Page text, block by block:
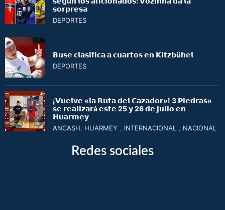
𝘀𝗼𝗿𝗽𝗿𝗲𝘀𝗮
DEPORTES
𝗕𝘂𝘀𝗲 𝗰𝗹𝗮𝘀𝗶𝗳𝗶𝗰𝗮 𝗮 𝗰𝘂𝗮𝗿𝘁𝗼𝘀 𝗲𝗻 𝗞𝗶𝘁𝘇𝗯ü𝗵𝗲𝗹
DEPORTES
¡𝗩𝘂𝗲𝗹𝘃𝗲 «𝗹𝗮 𝗥𝘂𝘁𝗮 𝗱𝗲𝗹 𝗖𝗮𝘇𝗮𝗱𝗼𝗿»! 3 𝗣𝗶𝗲𝗱𝗿𝗮𝘀»
𝘀𝗲 𝗿𝗲𝗮𝗹𝗶𝘇𝗮𝗿á 𝗲𝘀𝘁𝗲 25 𝘆 26 𝗱𝗲 𝗷𝘂𝗹𝗶𝗼 𝗲𝗻
𝗛𝘂𝗮𝗿𝗺𝗲𝘆
ANCASH HUARMEY INTERNACIONAL NACIONAL
Redes sociales